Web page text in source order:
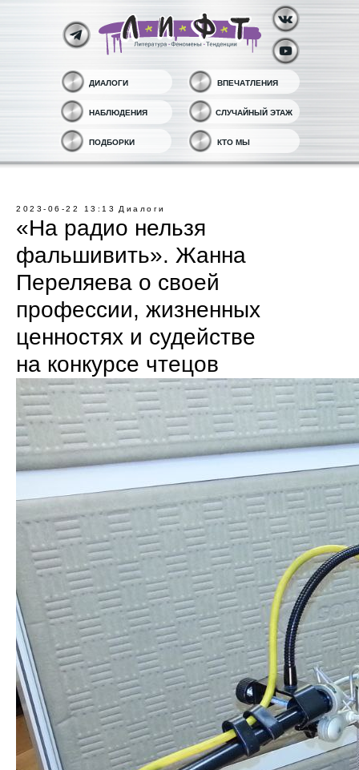
ДИАЛОГИ ВПЕЧАТЛЕНИЯ
НАБЛЮДЕНИЯ СЛУЧАЙНЫЙ ЭТАЖ
ПОДБОРКИ КТО МЫ
2023-06-22 13:13 Диалоги
«На радио нельзя
фальшивить». Жанна
Переляева о своей
профессии, жизненных
ценностях и судействе
на конкурсе чтецов